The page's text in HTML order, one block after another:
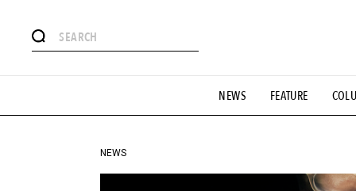
NEWS FEATURE
#憧れの逸品 #ESSENTIAL
#GH 銘品の所以 #フイナムのYouTube #Commune H
#HANDSOME HANDBOOK
NEWS